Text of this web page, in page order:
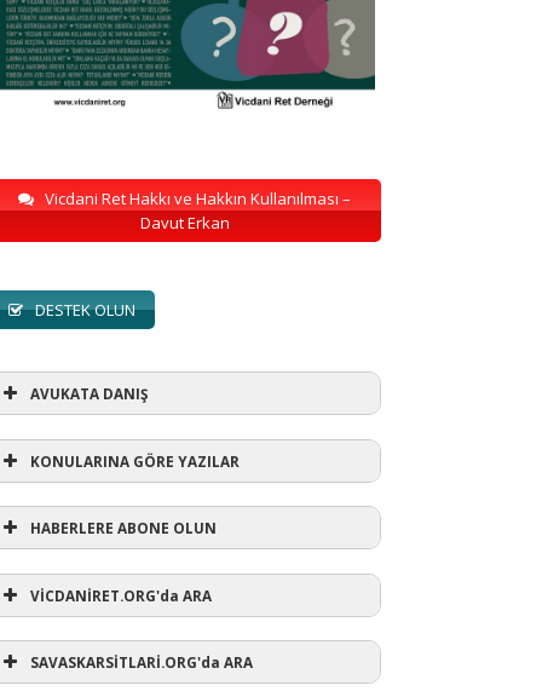
Vicdani Ret Hakkı ve Hakkın Kullanılması –
Davut Erkan
DESTEK OLUN
AVUKATA DANIŞ
AVUKATA DANIŞ
KONULARINA GÖRE YAZILAR
KONULARINA GÖRE YAZILAR
(1)
ihtarı(3)
HABERLERE ABONE OLUN
VİCDANİRET.ORG'da ARA
SAVASKARSİTLARİ.ORG'da ARA